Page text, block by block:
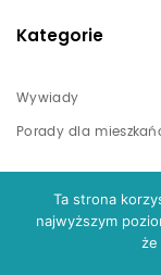
Kategorie
Wywiady
Porady dla
Ta strona
najwyższym